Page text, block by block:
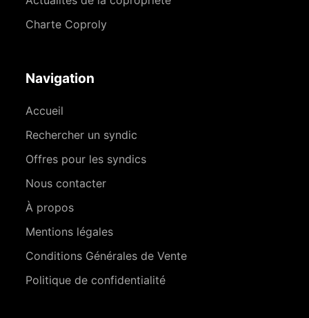
Charte Coproly
Navigation
Accueil
Rechercher un syndic
Offres pour les syndics
Nous contacter
À propos
Mentions légales
Conditions Générales de Vente
Politique de confidentialité